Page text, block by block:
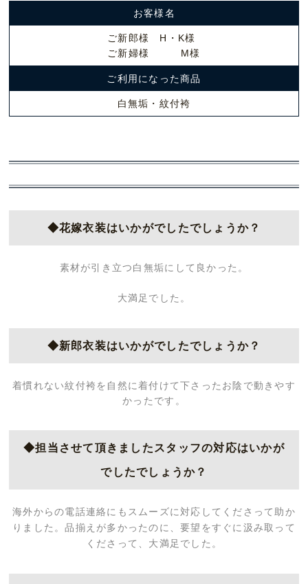
お客様名
ご新郎様 H・K様
ご新婦様 M様
ご利用になった商品
白無垢・紋付袴
◆花嫁衣装はいかがでしたでしょうか？
素材が引き立つ白無垢にして良かった。
大満足でした。
◆新郎衣装はいかがでしたでしょうか？
着慣れない紋付袴を自然に着付けて下さったお陰で動きやす
かったです。
◆担当させて頂きましたスタッフの対応はいかが
でしたでしょうか？
海外からの電話連絡にもスムーズに対応してくださって助か
りました。品揃えが多かったのに、要望をすぐに汲み取って
くださって、大満足でした。